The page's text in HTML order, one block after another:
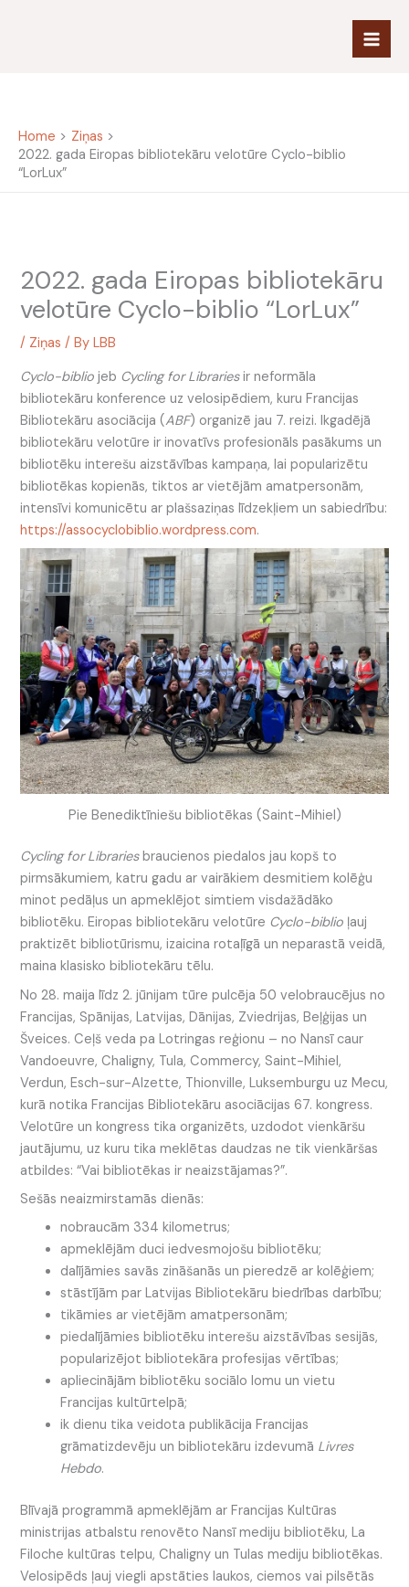
Home
Ziņas
2022. gada Eiropas bibliotekāru velotūre Cyclo-biblio
“LorLux”
2022. gada Eiropas bibliotekāru
velotūre Cyclo-biblio “LorLux”
/ Ziņas / ByLBB
Cyclo-biblio jeb Cycling for Librariesir neformāla
bibliotekāru konference uz velosipēdiem, kuru Francijas
Bibliotekāru asociācija (ABF) organizē jau 7. reizi. Ikgadējā
bibliotekāru velotūre ir inovatīvs profesionāls pasākums un
bibliotēku interešu aizstāvības kampaņa, lai popularizētu
bibliotēkas kopienās, tiktos ar vietējām amatpersonām,
intensīvi komunicētu ar plašsaziņas līdzekļiem un sabiedrību:
https://assocyclobiblio.wordpress.com.
Pie Benediktīniešu bibliotēkas (Saint-Mihiel)
Cycling for Librariesbraucienos piedalos jau kopš to
pirmsākumiem, katru gadu ar vairākiem desmitiem kolēģu
minot pedāļus un apmeklējot simtiem visdažādāko
bibliotēku. Eiropas bibliotekāru velotūre Cyclo-biblio ļauj
praktizēt bibliotūrismu, izaicina rotaļīgā un neparastā veidā,
maina klasisko bibliotekāru tēlu.
No 28. maija līdz 2. jūnijam tūre pulcēja 50 velobraucējus no
Francijas, Spānijas, Latvijas, Dānijas, Zviedrijas, Beļģijas un
Šveices. Ceļš veda pa Lotringas reģionu – no Nansī caur
Vandoeuvre, Chaligny, Tula, Commercy, Saint-Mihiel,
Verdun, Esch-sur-Alzette, Thionville, Luksemburgu uz Mecu,
kurā notika Francijas Bibliotekāru asociācijas 67. kongress.
Velotūre un kongress tika organizēts, uzdodot vienkāršu
jautājumu, uz kuru tika meklētas daudzas ne tik vienkāršas
atbildes: “Vai bibliotēkas ir neaizstājamas?”.
Sešās neaizmirstamās dienās:
nobraucām 334 kilometrus;
apmeklējām duci iedvesmojošu bibliotēku;
dalījāmies savās zināšanās un pieredzē ar kolēģiem;
stāstījām par Latvijas Bibliotekāru biedrības darbību;
tikāmies ar vietējām amatpersonām;
piedalījāmies bibliotēku interešu aizstāvības sesijās,
popularizējot bibliotekāra profesijas vērtības;
apliecinājām bibliotēku sociālo lomu un vietu
Francijas kultūrtelpā;
ik dienu tika veidota publikācija Francijas
grāmatizdevēju un bibliotekāru izdevumā Livres
Hebdo.
Blīvajā programmā apmeklējām ar Francijas Kultūras
ministrijas atbalstu renovēto Nansī mediju bibliotēku, La
Filoche kultūras telpu, Chaligny un Tulas mediju bibliotēkas.
Velosipēds ļauj viegli apstāties laukos, ciemos vai pilsētās